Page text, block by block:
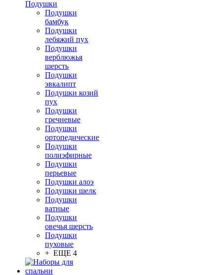
Подушки
Подушки
бамбук
Подушки
лебяжий пух
Подушки
верблюжья
шерсть
Подушки
эвкалипт
Подушки козий
пух
Подушки
гречневые
Подушки
ортопедические
Подушки
полиэфирные
Подушки
перьевые
Подушки алоэ
Подушки шелк
Подушки
ватные
Подушки
овечья шерсть
Подушки
пуховые
+ ЕЩЕ 4